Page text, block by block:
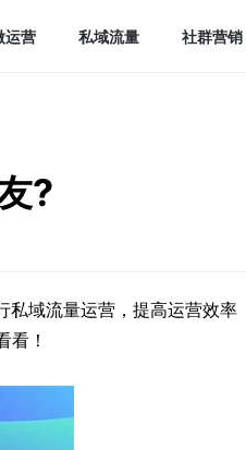
运营 私域流量 社群营销
?
私域流量运营，提高运营效率
看！